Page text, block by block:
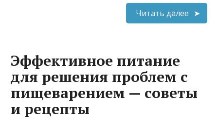
Читать далее
Эффективное питание
для решения проблем с
пищеварением — советы
и рецепты